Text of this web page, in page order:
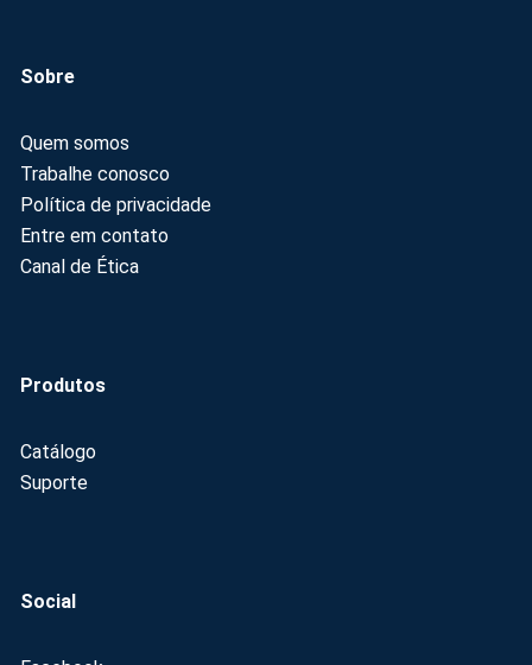
Sobre
Quem somos
Trabalhe conosco
Política de privacidade
Entre em contato
Canal de Ética
Produtos
Catálogo
Suporte
Social